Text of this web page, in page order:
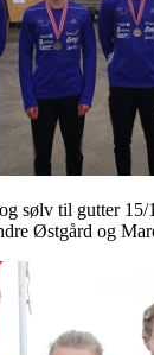
sølv til gutter
Østgård og